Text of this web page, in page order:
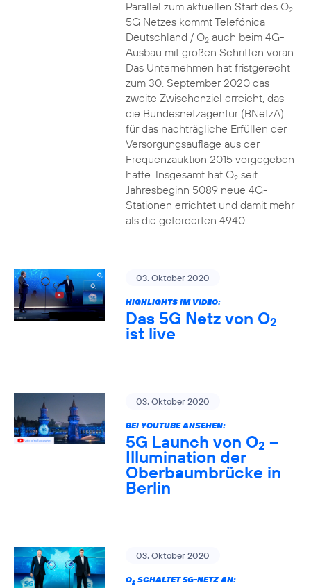
Parallel zum aktuellen Start des O2
5G Netzes kommt Telefónica
Deutschland / O2auch beim 4G-
Ausbau mit großen Schritten voran.
Das Unternehmen hat fristgerecht
zum 30. September 2020 das
zweite Zwischenziel erreicht, das
die Bundesnetzagentur (BNetzA)
für das nachträgliche Erfüllen der
Versorgungsauflage aus der
Frequenzauktion 2015 vorgegeben
hatte. Insgesamt hat O2seit
Jahresbeginn 5089 neue 4G-
Stationen errichtet und damit mehr
als die geforderten 4940.
03. Oktober 2020
HIGHLIGHTS IM VIDEO:
Das 5G Netz von O2
ist live
03. Oktober 2020
BEI YOUTUBE ANSEHEN:
5G Launch von O2 –
Illumination der
Oberbaumbrücke in
Berlin
03. Oktober 2020
O2SCHALTET 5G-NETZ AN: